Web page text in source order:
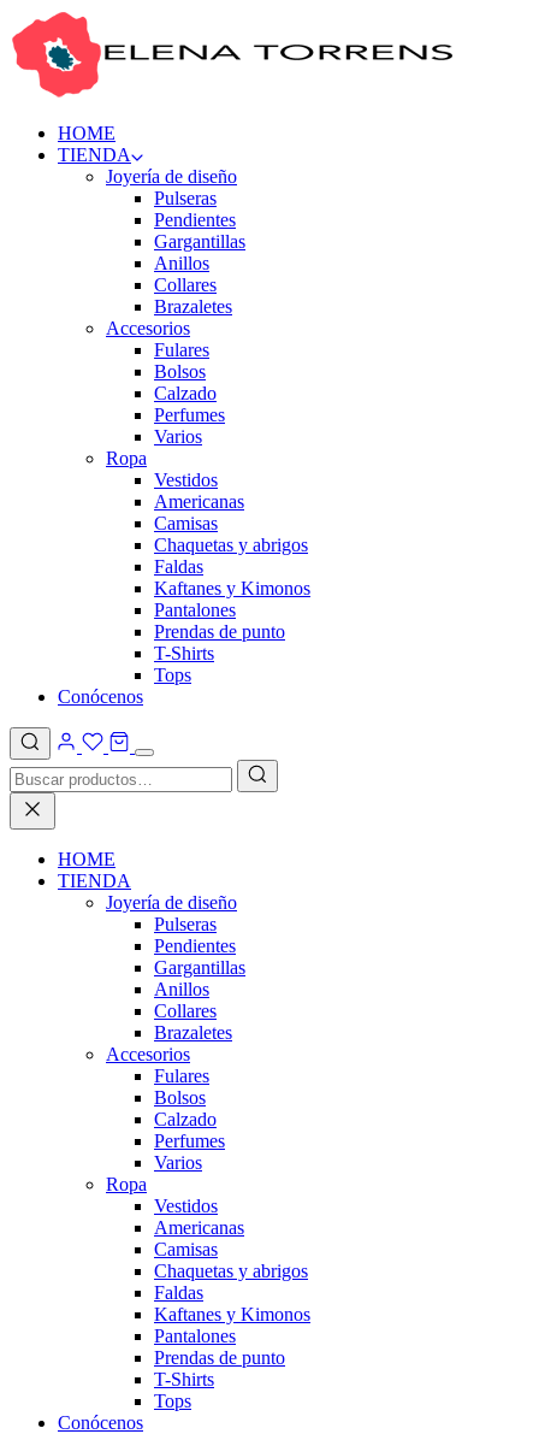
HOME
TIENDA
Joyería de diseño
Pulseras
Pendientes
Gargantillas
Anillos
Collares
Brazaletes
Accesorios
Fulares
Bolsos
Calzado
Perfumes
Varios
Ropa
Vestidos
Americanas
Camisas
Chaquetas y abrigos
Faldas
Kaftanes y Kimonos
Pantalones
Prendas de punto
T-Shirts
Tops
Conócenos
HOME
TIENDA
Joyería de diseño
Pulseras
Pendientes
Gargantillas
Anillos
Collares
Brazaletes
Accesorios
Fulares
Bolsos
Calzado
Perfumes
Varios
Ropa
Vestidos
Americanas
Camisas
Chaquetas y abrigos
Faldas
Kaftanes y Kimonos
Pantalones
Prendas de punto
T-Shirts
Tops
Conócenos